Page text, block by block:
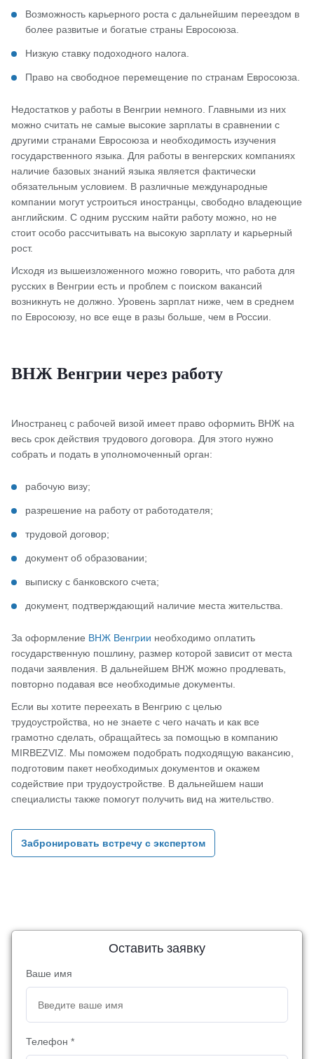
Возможность карьерного роста с дальнейшим переездом в
более развитые и богатые страны Евросоюза.
Низкую ставку подоходного налога.
Право на свободное перемещение по странам Евросоюза.
Недостатков у работы в Венгрии немного. Главными из них
можно считать не самые высокие зарплаты в сравнении с
другими странами Евросоюза и необходимость изучения
государственного языка. Для работы в венгерских компаниях
наличие базовых знаний языка является фактически
обязательным условием. В различные международные
компании могут устроиться иностранцы, свободно владеющие
английским. С одним русским найти работу можно, но не
стоит особо рассчитывать на высокую зарплату и карьерный
рост.
Исходя из вышеизложенного можно говорить, что работа для
русских в Венгрии есть и проблем с поиском вакансий
возникнуть не должно. Уровень зарплат ниже, чем в среднем
по Евросоюзу, но все еще в разы больше, чем в России.
ВНЖ Венгрии через работу
Иностранец с рабочей визой имеет право оформить ВНЖ на
весь срок действия трудового договора. Для этого нужно
собрать и подать в уполномоченный орган:
рабочую визу;
разрешение на работу от работодателя;
трудовой договор;
документ об образовании;
выписку с банковского счета;
документ, подтверждающий наличие места жительства.
За оформление ВНЖ Венгрии необходимо оплатить
государственную пошлину, размер которой зависит от места
подачи заявления. В дальнейшем ВНЖ можно продлевать,
повторно подавая все необходимые документы.
Если вы хотите переехать в Венгрию с целью
трудоустройства, но не знаете с чего начать и как все
грамотно сделать, обращайтесь за помощью в компанию
MIRBEZVIZ. Мы поможем подобрать подходящую вакансию,
подготовим пакет необходимых документов и окажем
содействие при трудоустройстве. В дальнейшем наши
специалисты также помогут получить вид на жительство.
Забронировать встречу с экспертом
Оставить заявку
Ваше имя
Телефон *